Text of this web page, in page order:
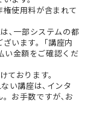
使用料が含まれて
､一部システムの都
います。｢講座内
い金額をご確認くだ
ております。
い講座は､インタ
お手数ですが､お